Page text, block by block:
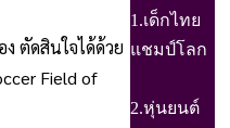
1.เด็กไทย
แชมป์โลก
2.หุ่นยนต์
ตัดสินใจได้ด้วย
Field of